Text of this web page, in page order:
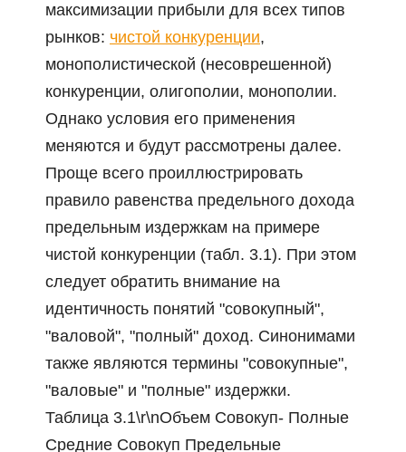
максимизации прибыли для всех типов
рынков: чистой конкуренции,
монополистической (несоврешенной)
конкуренции, олигополии, монополии.
Однако условия его применения
меняются и будут рассмотрены далее.
Проще всего проиллюстрировать
правило равенства предельного дохода
предельным издержкам на примере
чистой конкуренции (табл. 3.1). При этом
следует обратить внимание на
идентичность понятий "совокупный",
"валовой", "полный" доход. Синонимами
также являются термины "совокупные",
"валовые" и "полные" издержки.
Таблица 3.1\r\nОбъем Совокуп- Полные
Средние Совокуп Предельные